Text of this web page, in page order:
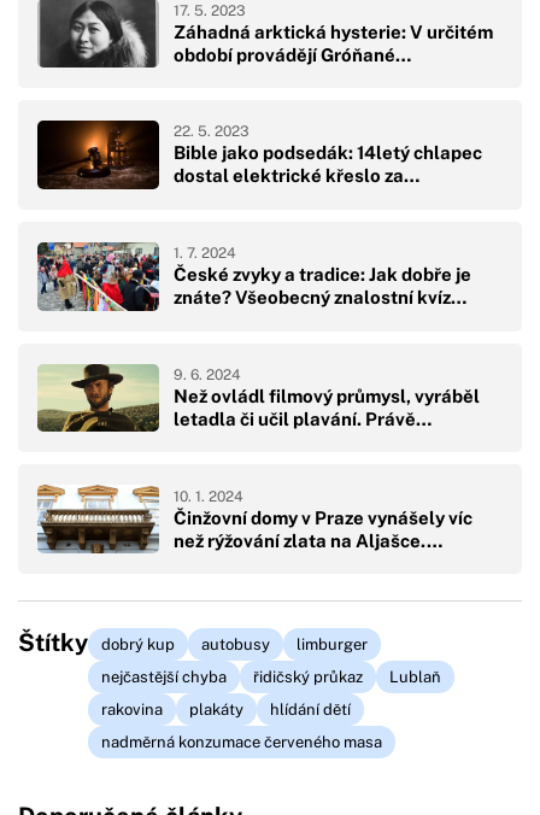
Záhadná arktická hysterie: V určitém
období provádějí Gróňané…
17. 5. 2023
Bible jako podsedák: 14letý chlapec
dostal elektrické křeslo za…
22. 5. 2023
České zvyky a tradice: Jak dobře je
znáte? Všeobecný znalostní kvíz…
1. 7. 2024
Než ovládl filmový průmysl, vyráběl
letadla či učil plavání. Právě…
9. 6. 2024
Činžovní domy v Praze vynášely víc
než rýžování zlata na Aljašce.…
10. 1. 2024
Štítky dobrý kup autobusy
limburger
nejčastější chyba
řidičský průkaz
Lublaň
rakovina
plakáty
hlídání dětí
nadměrná konzumace červeného masa